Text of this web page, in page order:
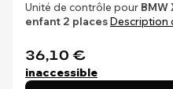
Unité de contrôle pour BMW
enfant 2 placesDescription
36,10 €
inaccessible